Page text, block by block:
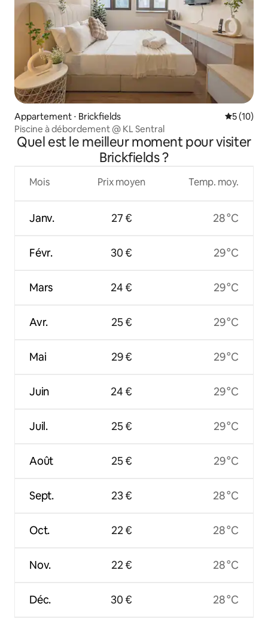
Appartement ⋅ Brickfields
5 (10)
Piscine à débordement @ KL Sentral
Quel est le meilleur moment pour visiter
Brickfields ?
Mois
Janv.
Févr.
Mars
Avr.
Mai
Juin
Juil.
Août
Sept.
Oct.
Nov.
Déc.
Prix moyen
27 €
30 €
24 €
25 €
29 €
24 €
25 €
25 €
23 €
22 €
22 €
30 €
Temp. moy.
28 °C
29 °C
29 °C
29 °C
29 °C
29 °C
29 °C
29 °C
28 °C
28 °C
28 °C
28 °C